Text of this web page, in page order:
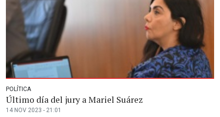
POLÍTICA
Último día del jury a Mariel Suárez
14 NOV 2023 - 21:01